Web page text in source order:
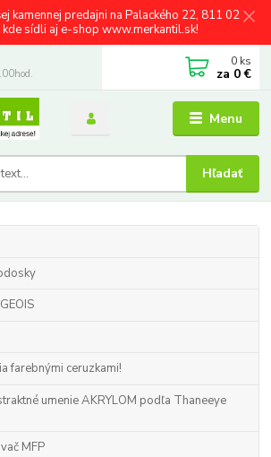
kamennej predajni na Palackého 22, 811 02
sídli aj e-shop www.merkantil.sk!
Menu
Hľadať
0 ks
za 0 €
farebnými ceruzkami!
umenie AKRYLOM podľa Thaneeye
MFP